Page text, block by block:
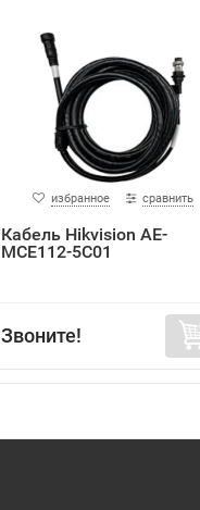
избранное сравнить
Кабель Hikvision AE-
MCE112-5C01
Звоните!